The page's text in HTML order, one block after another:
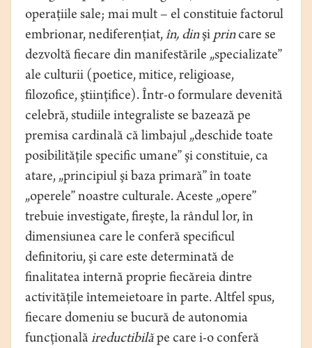
operaţiile sale; mai mult – el constituie factorul
embrionar, nediferenţiat,în, dinşi princare se
dezvoltă fiecare din manifestările „specializate”
ale culturii (poetice, mitice, religioase,
filozofice, ştiinţifice). Într-o formulare devenită
celebră, studiile integraliste se bazează pe
premisa cardinală că limbajul „deschide toate
posibilităţile specific umane” şi constituie, ca
atare, „principiul şi baza primară” în toate
„operele” noastre culturale. Aceste „opere”
trebuie investigate, fireşte, la rândul lor, în
dimensiunea care le conferă specificul
definitoriu, şi care este determinată de
finalitatea internă proprie fiecăreia dintre
activităţile întemeietoare în parte. Altfel spus,
fiecare domeniu se bucură de autonomia
funcţională ireductibilăpe care i-o conferă